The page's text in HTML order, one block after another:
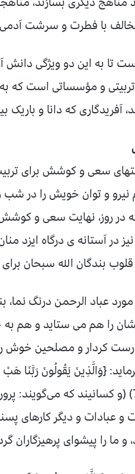
مخالف با فطرت و سرشت
است تا به این دو ویژگی
و مؤسساتی است که به
آفریدگاری که دانا و
سعی و کوشش برای
نیرو و توان خویش را در
در روز، نهایت سعی و
در آستانه ی درگاه ایزد
بندگان الله سبحان
عباد الرحمن درنگ نما،
را هم می ستاید و هم
کردار و مصلحین خوش
{وَالَّذِينَ يَقُولُونَ رَبَّنَا هَبْ
إِمَامًا} (الفرقان:74) (و کسانیند که
عبادات و دیگر کارهای
ما را پیشوای پرهیزگاران